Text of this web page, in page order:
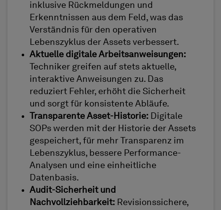
inklusive Rückmeldungen und
Erkenntnissen aus dem Feld, was das
Verständnis für den operativen
Lebenszyklus der Assets verbessert.
Aktuelle digitale Arbeitsanweisungen:
Techniker greifen auf stets aktuelle,
interaktive Anweisungen zu. Das
reduziert Fehler, erhöht die Sicherheit
und sorgt für konsistente Abläufe.
Transparente Asset-Historie: Digitale
SOPs werden mit der Historie der Assets
gespeichert, für mehr Transparenz im
Lebenszyklus, bessere Performance-
Analysen und eine einheitliche
Datenbasis.
Audit-Sicherheit und
Nachvollziehbarkeit: Revisionssichere,